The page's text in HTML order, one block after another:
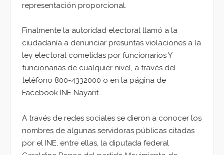
representación proporcional.
Finalmente la autoridad electoral llamó a la
ciudadanía a denunciar presuntas violaciones a la
ley electoral cometidas por funcionarios Y
funcionarias de cualquier nivel, a través del
teléfono 800-4332000 o en la página de
Facebook INE Nayarit.
A través de redes sociales se dieron a conocer los
nombres de algunas servidoras públicas citadas
por el INE, entre ellas, la diputada federal